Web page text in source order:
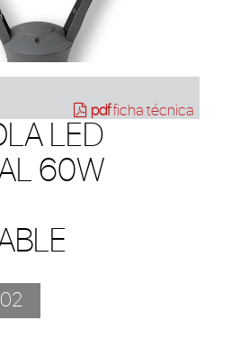
pdfficha técnica
LED
60W